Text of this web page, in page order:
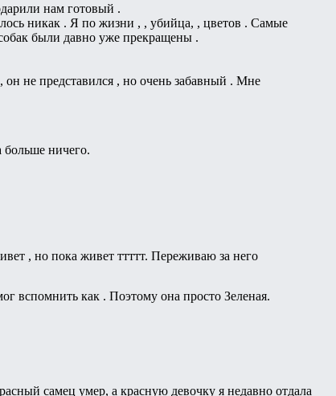
нам готовый .
никак . Я по жизни , , убийца, , цветов . Самые
были давно уже прекращены .
он не представился , но очень забавный . Мне
больше ничего.
, но пока живет ттттт. Переживаю за него
вспомнить как . Поэтому она просто Зеленая.
самец умер, а красную девочку я недавно отдала